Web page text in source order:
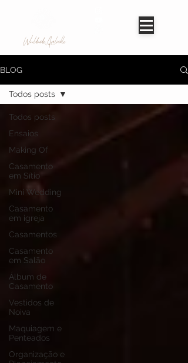
Worldwide Avaliable
BLOG
Todos posts
Ensaios
Making Of
Casamento
em Sítio
Mini Wedding
Casamento
em igreja
Casamentos
Casamento
em Salão
Álbum de
Casamento
Vestidos de
Noiva
Maquiagem e
Penteados
Organização e
Todos posts